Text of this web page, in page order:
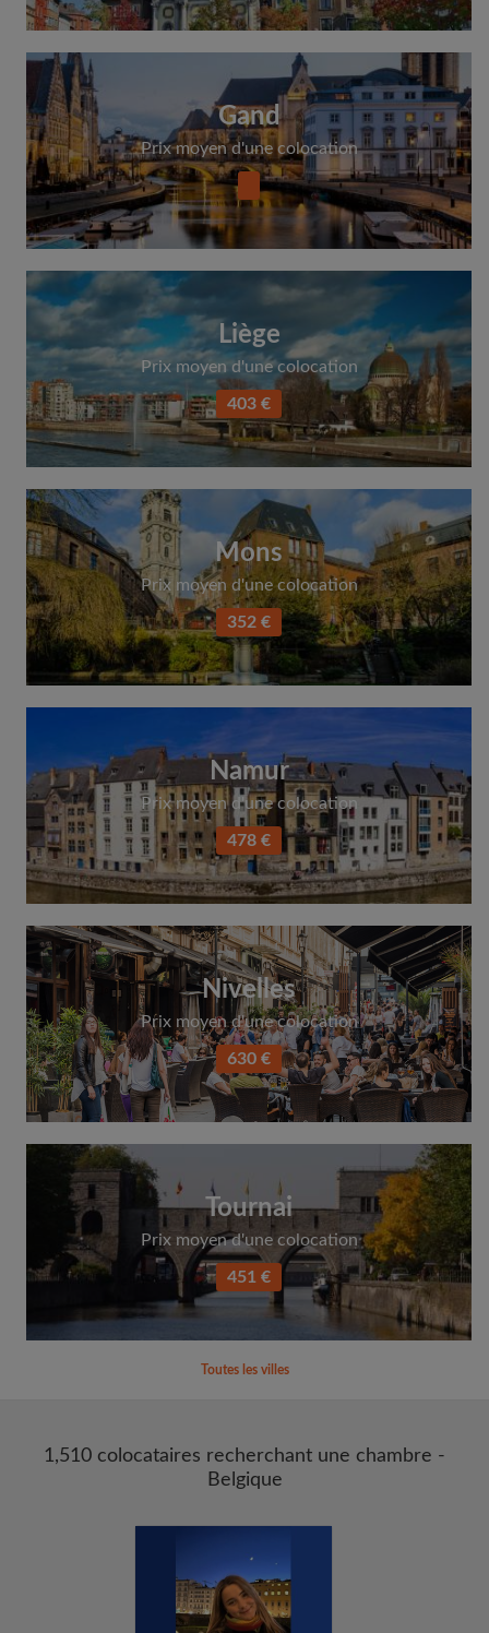
Gand
Prix moyen d'une colocation
Liège
Prix moyen d'une colocation
403 €
Mons
Prix moyen d'une colocation
352 €
Namur
Prix moyen d'une colocation
478 €
Nivelles
Prix moyen d'une colocation
630 €
Tournai
Prix moyen d'une colocation
451 €
Toutes les villes
1,510 colocataires recherchant une chambre -
Belgique